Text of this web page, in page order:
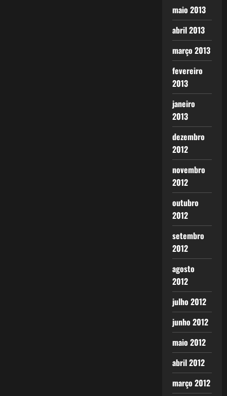
maio 2013
abril 2013
março 2013
fevereiro
2013
janeiro
2013
dezembro
2012
novembro
2012
outubro
2012
setembro
2012
agosto
2012
julho 2012
junho 2012
maio 2012
abril 2012
março 2012